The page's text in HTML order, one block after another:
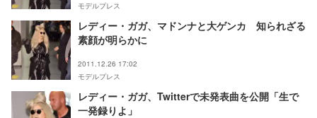
モデルプレス
レディー・ガガ、マドンナと大ゲンカ 知られざる
素顔が明らかに
2011.12.26 17:02
モデルプレス
レディー・ガガ、Twitterで未発表曲を公開「生で
一発録りよ」